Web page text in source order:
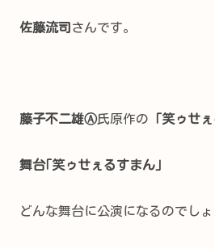
佐藤流司 さんです。
藤子不二雄Ⓐ氏原作の 「笑ゥせ
舞台｢笑ゥせぇるすまん｣
どんな舞台に公演になるのでしょ